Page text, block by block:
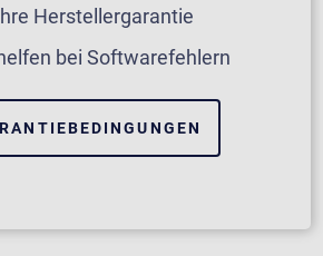
Herstellergarantie
bei Softwarefehlern